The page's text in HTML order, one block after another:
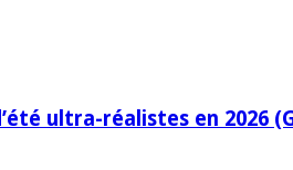
ultra-réalistes en 2026